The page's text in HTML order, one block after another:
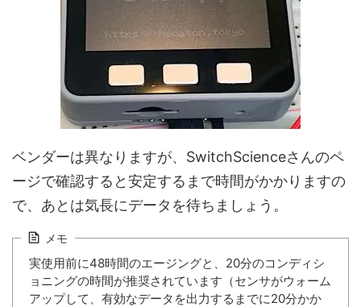
ベンダーは異なりますが、SwitchScienceさんのペ
ージで確認すると安定するまで時間がかかりますの
で、あとは気長にデータを待ちましょう。
メモ
実使用前に48時間のエージングと、20分のコンディシ
ョニングの時間が推奨されています（センサがウォーム
アップして、有効なデータを出力するまでに20分かか